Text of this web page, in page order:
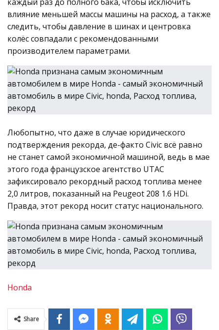
влияние меньшей массы машины на расход, а также
следить, чтобы давление в шинах и центровка
колёс совпадали с рекомендованными
производителем параметрами.
Любопытно, что даже в случае юридического
подтверждения рекорда, де-факто Civic всё равно
не станет самой экономичной машиной, ведь в мае
этого года французское агентство UTAC
зафиксировало рекордный расход топлива менее
2,0 литров, показанный на Peugeot 208 1.6 HDi.
Правда, этот рекорд носит статус национального.
Honda
Share